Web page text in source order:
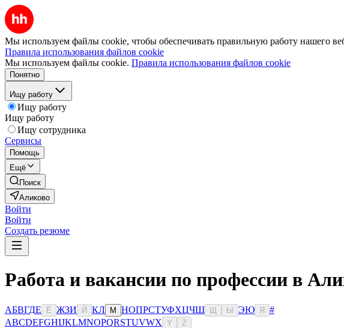
Мы используем файлы cookie, чтобы обеспечивать правильную работу нашего
Правила использования файлов cookie
Мы используем файлы cookie. Правила использования файлов cookie
Понятно
Ищу работу
Ищу работу
Ищу работу
Ищу сотрудника
Сервисы
Помощь
Ещё
Поиск
Аликово
Войти
Войти
Создать резюме
Работа и вакансии по профессии в
АБВГДЕ Ё ЖЗИ Й КЛ М НОПРСТУФХЦЧШ Ы ЭЮ Я
#
ABCDEFGHIJKLMNOPQRSTUVWX Y Z